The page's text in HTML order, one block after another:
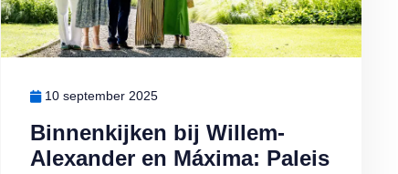
Binnenkijken bij Willem-
Alexander en Máxima: Paleis
10 september 2025